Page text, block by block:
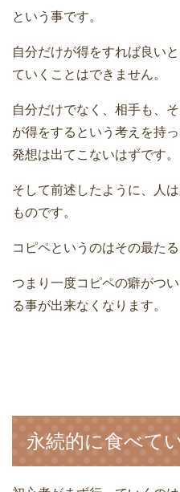
という事です。
自分だけが得をすれば良い
ていくことはできません。
自分だけでなく、相手も、
が得をするという考えを持
発想は出てこないはずです。
そして前述したように、人
ものです。
コピペというのはその最たる
つまり一度コピペの癖がつ
る事が出来なくなります。
永続的に食べて